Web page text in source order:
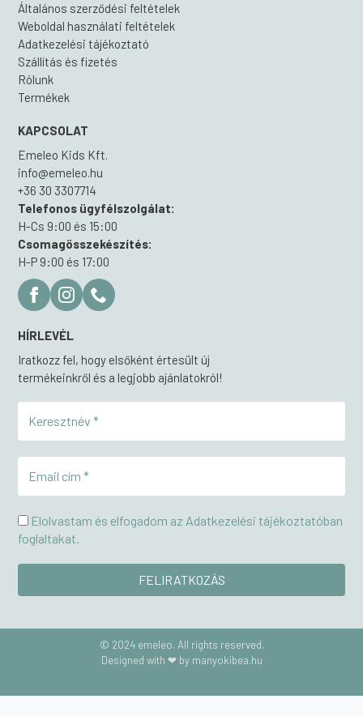
Általános szerződési feltételek
Weboldal használati feltételek
Adatkezelési tájékoztató
Szállítás és fizetés
Rólunk
Termékek
KAPCSOLAT
Emeleo Kids Kft.
info@emeleo.hu
+36 30 3307714
Telefonos ügyfélszolgálat:
H-Cs 9:00 és 15:00
Csomagösszekészítés:
H-P 9:00 és 17:00
HÍRLEVÉL
Iratkozz fel, hogy elsőként értesült új
termékeinkről és a legjobb ajánlatokról!
Elolvastam és elfogadom az Adatkezelési tájékoztatóban
foglaltakat.
© 2024 emeleo. All rights reserved.
Designed with ❤ by manyokibea.hu